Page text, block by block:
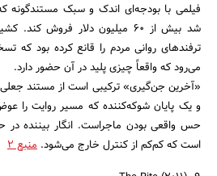
فیلمی با بودجه‌ای اندک و سبک مستندگونه
شد بیش از ۶۰ میلیون دلار فروش
ترفندهای روانی مردم را قانع کرده بود که
می‌رود که واقعاً چیزی پلید در آن حضور دارد.
و یک پایان شوکه‌کننده که مسیر روایت را
حس واقعی بودن ماجراست. انگار بیننده در
است که کم‌کم از کنترل خارج می‌شود. منبع 2